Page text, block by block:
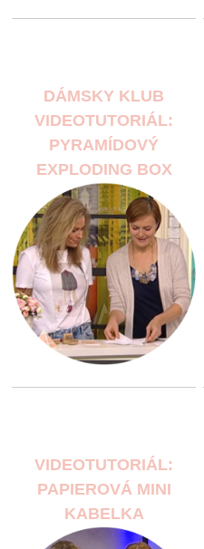
DÁMSKY KLUB
VIDEOTUTORIÁL:
PYRAMÍDOVÝ
EXPLODING BOX
VIDEOTUTORIÁL:
PAPIEROVÁ MINI
KABELKA